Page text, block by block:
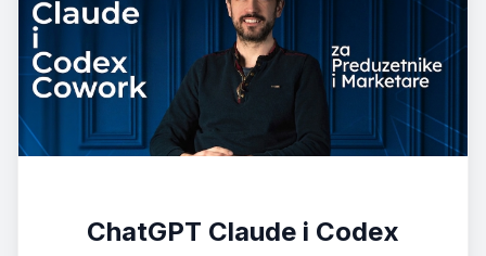
ChatGPT Claude i Codex